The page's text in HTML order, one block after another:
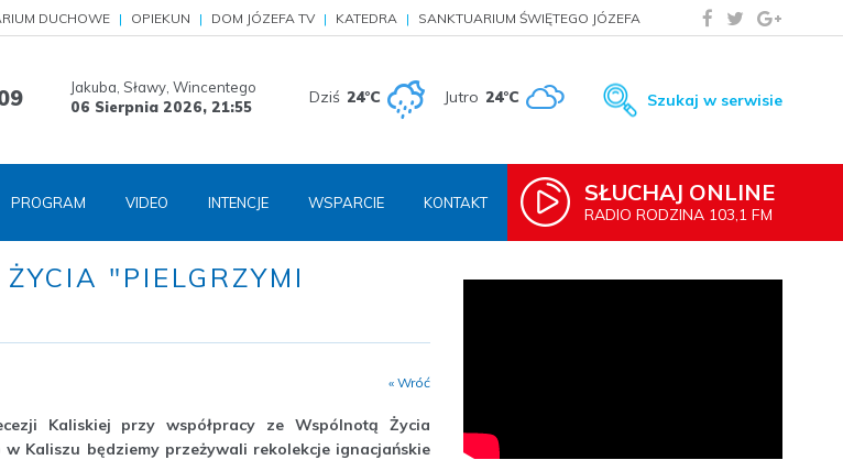
DUCHOWE OPIEKUN DOM JÓZEFA TV KATEDRA SANKTUARIUM ŚWIĘTEGO JÓZEFA
Jakuba, Sławy, Wincentego
06 Sierpnia 2026, 21:55 Dziś 24°C Jutro 24°C Szukaj w serwisie
SŁUCHAJ ONLINE
RADIO RODZINA 103,1 FM
PROGRAM VIDEO INTENCJE WSPARCIE KONTAKT
"PIELGRZYMI
« Wróć
Kaliskiej przy współpracy ze Wspólnotą Życia
Kaliszu będziemy przeżywali rekolekcje ignacjańskie